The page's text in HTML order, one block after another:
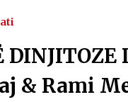
E
& Rami